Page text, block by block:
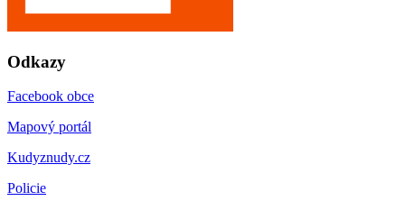
Odkazy
Facebook obce
Mapový portál
Kudyznudy.cz
Policie